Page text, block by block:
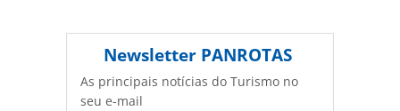
Newsletter PANROTAS
As principais notícias do Turismo no
seu e-mail